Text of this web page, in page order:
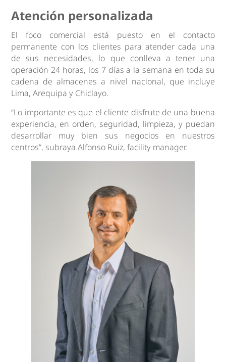
Atención personalizada
El foco comercial está puesto en el contacto
permanente con los clientes para atender cada una
de sus necesidades, lo que conlleva a tener una
operación 24 horas, los 7 días a la semana en toda su
cadena de almacenes a nivel nacional, que incluye
Lima, Arequipa y Chiclayo.
“Lo importante es que el cliente disfrute de una buena
experiencia, en orden, seguridad, limpieza, y puedan
desarrollar muy bien sus negocios en nuestros
centros”, subraya Alfonso Ruiz, facility manager.